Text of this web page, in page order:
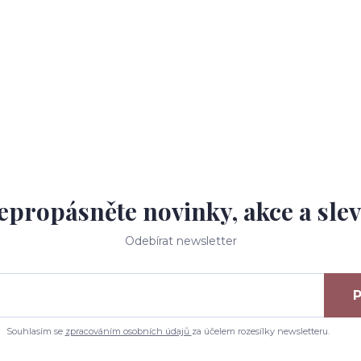
novinky, akce a
Odebírat newsletter
Souhlasím se zpracováním osobních údajů za účelem rozesílky newsletteru.